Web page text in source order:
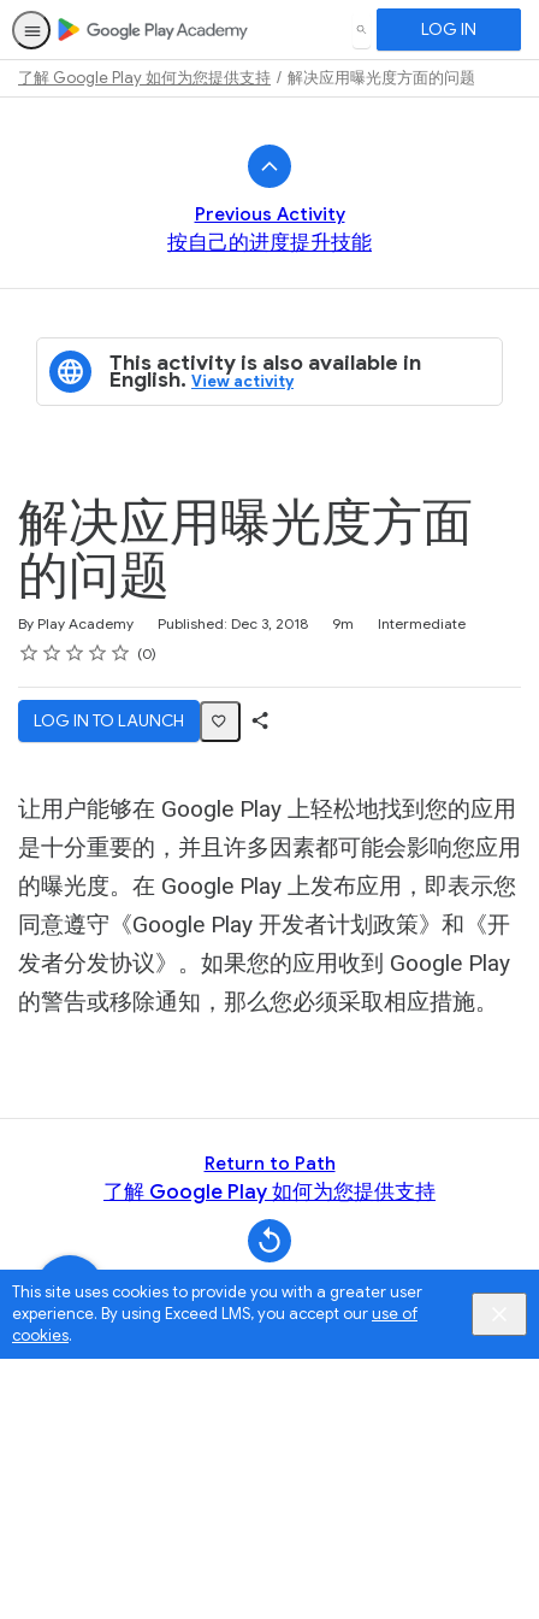
This site uses cookies to provide you with a greater user
experience. By using Exceed LMS, you accept ouruse of
cookies.
SEARCH LOG IN
了解 Google Play 如何为您提供支持 解决应用曝光度方面的问题
Previous Activity
按自己的进度提升技能
This activity is also available in
English.View activity
解决应用曝光度方面
的问题
By Play Academy Published: Dec 3, 2018
Duration 9m
Difficulty
Intermediate
Rating
1 star
2 stars
3 stars
4 stars
5 stars
Average rating: 0 0
No reviews
LOG IN TO LAUNCH
让用户能够在 Google Play 上轻松地找到您的应用
是十分重要的，并且许多因素都可能会影响您应用
的曝光度。在 Google Play 上发布应用，即表示您
同意遵守《Google Play 开发者计划政策》和《开
发者分发协议》。如果您的应用收到 Google Play
的警告或移除通知，那么您必须采取相应措施。
Return to Path
了解 Google Play 如何为您提供支持